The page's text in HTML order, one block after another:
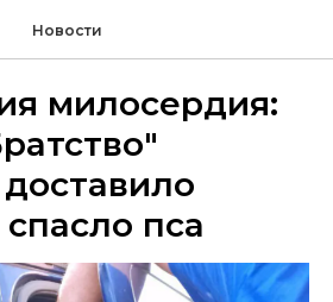
Новости
милосердия:
пса